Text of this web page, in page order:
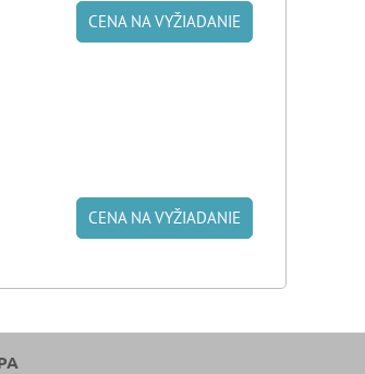
CENA NA VYŽIADANIE
CENA NA VYŽIADANIE